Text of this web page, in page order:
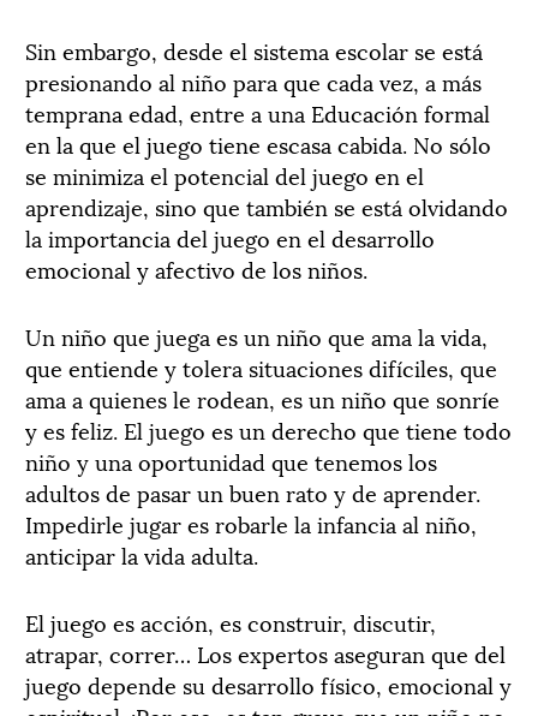
Sin embargo, desde el sistema escolar se está
presionando al niño para que cada vez, a más
temprana edad, entre a una Educación formal
en la que el juego tiene escasa cabida. No sólo
se minimiza el potencial del juego en el
aprendizaje, sino que también se está olvidando
la importancia del juego en el desarrollo
emocional y afectivo de los niños.
Un niño que juega es un niño que ama la vida,
que entiende y tolera situaciones difíciles, que
ama a quienes le rodean, es un niño que sonríe
y es feliz. El juego es un derecho que tiene todo
niño y una oportunidad que tenemos los
adultos de pasar un buen rato y de aprender.
Impedirle jugar es robarle la infancia al niño,
anticipar la vida adulta.
El juego es acción, es construir, discutir,
atrapar, correr… Los expertos aseguran que del
juego depende su desarrollo físico, emocional y